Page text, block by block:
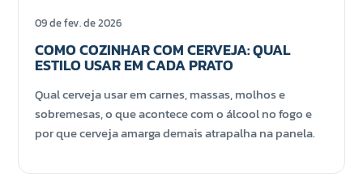
09 de fev. de 2026
COMO COZINHAR COM CERVEJA: QUAL
ESTILO USAR EM CADA PRATO
Qual cerveja usar em carnes, massas, molhos e
sobremesas, o que acontece com o álcool no fogo e
por que cerveja amarga demais atrapalha na panela.